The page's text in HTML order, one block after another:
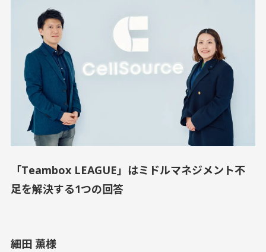
「Teambox LEAGUE」はミドルマネジメント不
足を解決する1つの回答
細田 薫様